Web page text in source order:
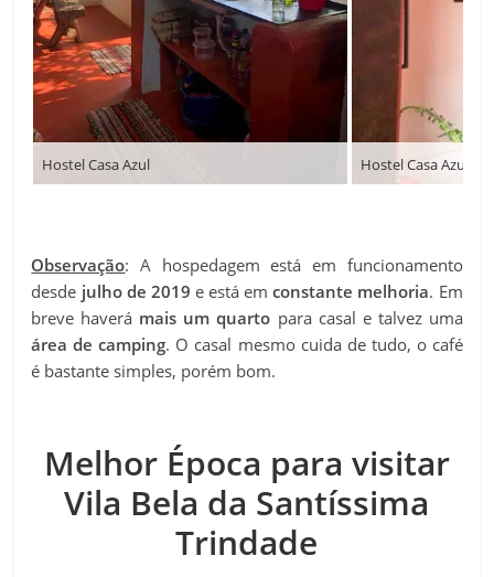
Hostel Casa Azul Hostel Casa Azul
Observação: A hospedagem está em funcionamento
desde julho de 2019 e está emconstante melhoria. Em
breve haverá mais um quarto para casal e talvez uma
área de camping. O casal mesmo cuida de tudo, o café
é bastante simples, porém bom.
Melhor Época para visitar
Vila Bela da Santíssima
Trindade